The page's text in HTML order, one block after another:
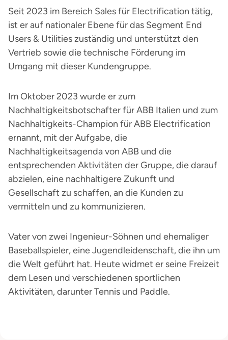
Seit 2023 im Bereich Sales für Electrification tätig,
ist er auf nationaler Ebene für das Segment End
Users & Utilities zuständig und unterstützt den
Vertrieb sowie die technische Förderung im
Umgang mit dieser Kundengruppe.
Im Oktober 2023 wurde er zum
Nachhaltigkeitsbotschafter für ABB Italien und zum
Nachhaltigkeits-Champion für ABB Electrification
ernannt, mit der Aufgabe, die
Nachhaltigkeitsagenda von ABB und die
entsprechenden Aktivitäten der Gruppe, die darauf
abzielen, eine nachhaltigere Zukunft und
Gesellschaft zu schaffen, an die Kunden zu
vermitteln und zu kommunizieren.
Vater von zwei Ingenieur-Söhnen und ehemaliger
Baseballspieler, eine Jugendleidenschaft, die ihn um
die Welt geführt hat. Heute widmet er seine Freizeit
dem Lesen und verschiedenen sportlichen
Aktivitäten, darunter Tennis und Paddle.